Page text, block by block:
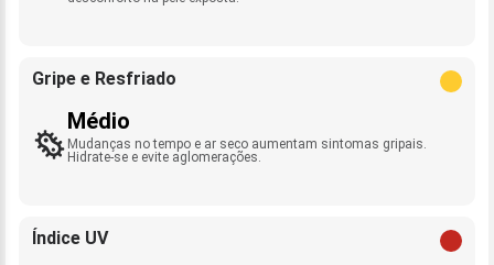
Gripe e Resfriado
Médio
Mudanças no tempo e ar seco aumentam sintomas gripais.
Hidrate-se e evite aglomerações.
Índice UV